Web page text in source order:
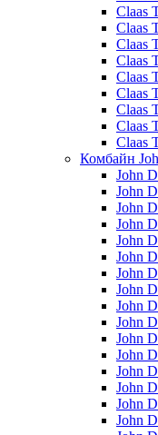
Claas
Claas
Claas
Claas
Claas
Claas
Claas
Claas
Claas
Комбайн
John
John
John
John
John
John
John
John
John
John
John
John
John
John
John
John